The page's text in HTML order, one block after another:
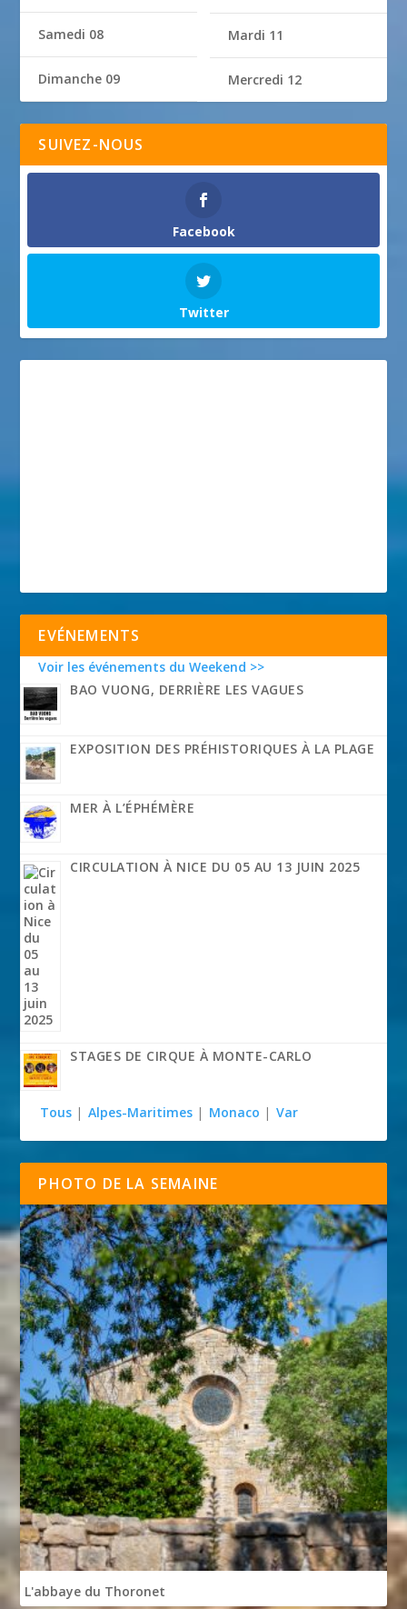
Samedi 08
Dimanche 09
Mardi 11
Mercredi 12
SUIVEZ-NOUS
Facebook
Twitter
EVÉNEMENTS
Voir les événements du Weekend >>
BAO VUONG, DERRIÈRE LES VAGUES
EXPOSITION DES PRÉHISTORIQUES À LA PLAGE
MER À L’ÉPHÉMÈRE
CIRCULATION À NICE DU 05 AU 13 JUIN 2025
STAGES DE CIRQUE À MONTE-CARLO
Tous | Alpes-Maritimes | Monaco | Var
PHOTO DE LA SEMAINE
L'abbaye du Thoronet